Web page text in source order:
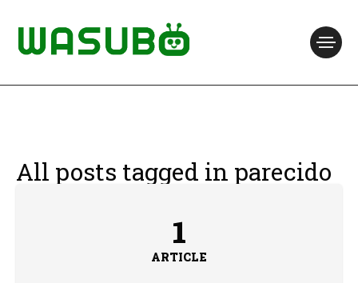
All posts tagged in parecido
1
ARTICLE